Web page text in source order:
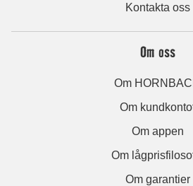
Kontakta oss
Om oss
Om
Om
Om appen
Om
Om garantier